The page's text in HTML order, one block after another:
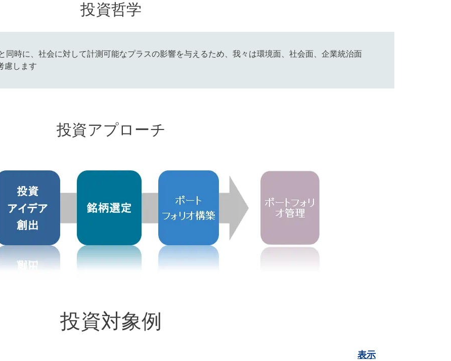
投資哲学
同時に、社会に対して計測可能なプラスの影響を与えるため、我々は環境面、社会面、企業統治面
慮します
投資アプローチ
投資対象例
表示